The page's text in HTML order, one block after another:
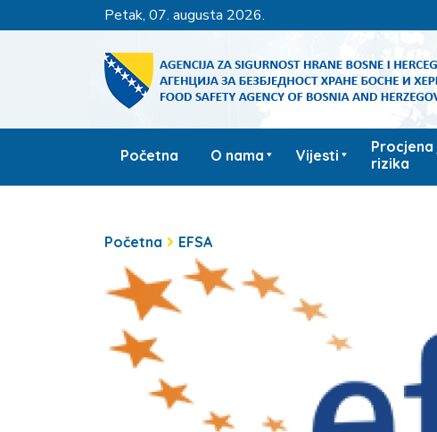
petak, 07. augusta 2026.
Početna O nama Vijesti
Procjena
rizika
Početna EFSA